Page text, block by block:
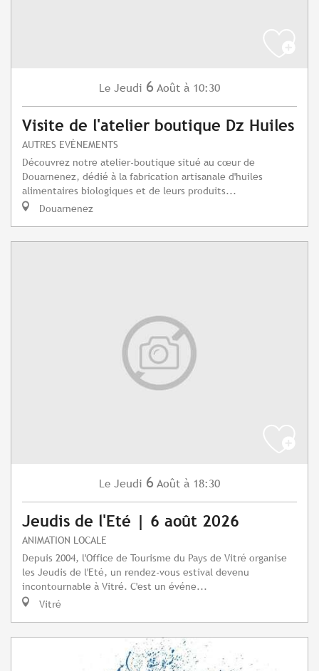
Le Jeudi 6 Août à 10:30
Visite de l'atelier boutique Dz Huiles
AUTRES EVÈNEMENTS
Découvrez notre atelier-boutique situé au cœur de
Douarnenez, dédié à la fabrication artisanale d'huiles
alimentaires biologiques et de leurs produits...
Douarnenez
Le Jeudi 6 Août à 18:30
Jeudis de l'Eté | 6 août 2026
ANIMATION LOCALE
Depuis 2004, l'Office de Tourisme du Pays de Vitré organise
les Jeudis de l'Eté, un rendez-vous estival devenu
incontournable à Vitré. C'est un événe...
Vitré